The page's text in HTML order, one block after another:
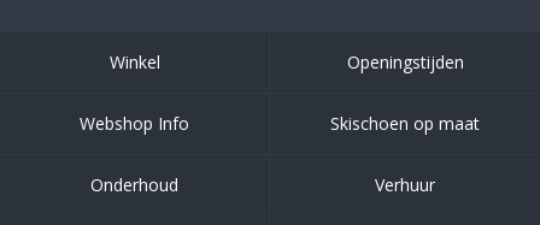
Winkel Openingstijden
Webshop Info Skischoen op maat
Onderhoud Verhuur